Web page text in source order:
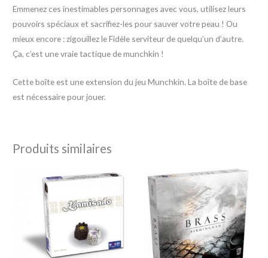
Emmenez ces inestimables personnages avec vous, utilisez leurs
pouvoirs spéciaux et sacrifiez-les pour sauver votre peau ! Ou
mieux encore : zigouillez le Fidèle serviteur de quelqu’un d’autre.
Ça, c’est une vraie tactique de munchkin !
Cette boîte est une extension du jeu Munchkin. La boîte de base
est nécessaire pour jouer.
Produits similaires